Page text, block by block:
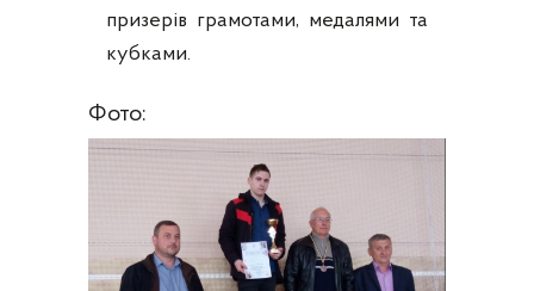
призерів грамотами, медалями та
кубками.
Фото: